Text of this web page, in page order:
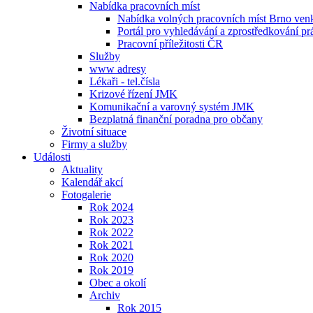
Nabídka pracovních míst
Nabídka volných pracovních míst Brno
Portál pro vyhledávání a zprostředkování
Pracovní příležitosti ČR
Služby
www adresy
Lékaři - tel.čísla
Krizové řízení JMK
Komunikační a varovný systém JMK
Bezplatná finanční poradna pro občany
Životní situace
Firmy a služby
Události
Aktuality
Kalendář akcí
Fotogalerie
Rok 2024
Rok 2023
Rok 2022
Rok 2021
Rok 2020
Rok 2019
Obec a okolí
Archiv
Rok 2015